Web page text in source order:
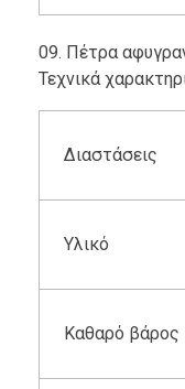
09. Πέτρα
Τεχνικά
Διαστάσεις
Υλικό
Καθαρό βάρος